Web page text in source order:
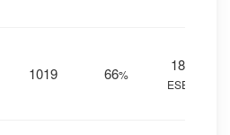
1019 66%
18
ESE